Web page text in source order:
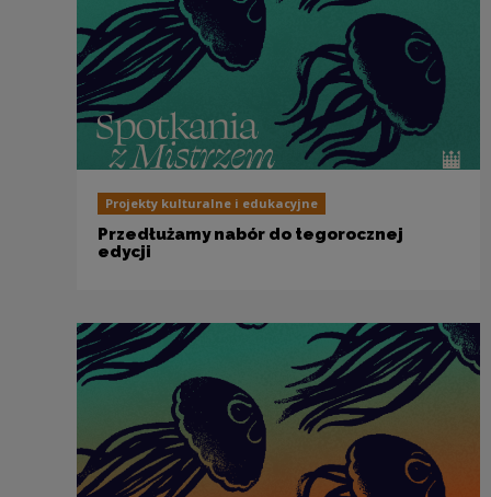
Projekty kulturalne i edukacyjne
Przedłużamy nabór do tegorocznej
edycji